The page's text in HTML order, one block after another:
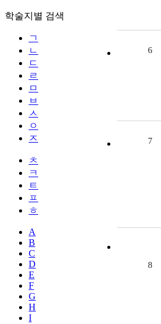
학술지별 검색
ㄱ
ㄴ
ㄷ
ㄹ
ㅁ
ㅂ
ㅅ
ㅇ
ㅈ
ㅊ
ㅋ
ㅌ
ㅍ
ㅎ
A
B
C
D
E
F
G
H
I
6
7
8